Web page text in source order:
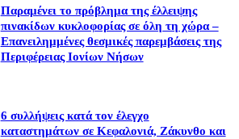
Παραμένει το πρόβλημα της έλλειψης
πινακίδων κυκλοφορίας σε όλη τη χώρα –
Επανειλημμένες θεσμικές παρεμβάσεις της
Περιφέρειας Ιονίων Νήσων
6 συλλήψεις κατά τον έλεγχο
καταστημάτων σε Κεφαλονιά, Ζάκυνθο και